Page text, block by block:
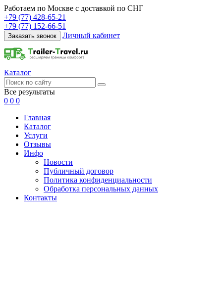
Работаем по Москве с доставкой по СНГ
+79 (77) 428-65-21
+79 (77) 152-66-51
Заказать звонок Личный кабинет
Каталог
Все результаты
0 0 0
Главная
Каталог
Услуги
Отзывы
Инфо
Новости
Публичный договор
Политика конфиденциальности
Обработка персональных данных
Контакты